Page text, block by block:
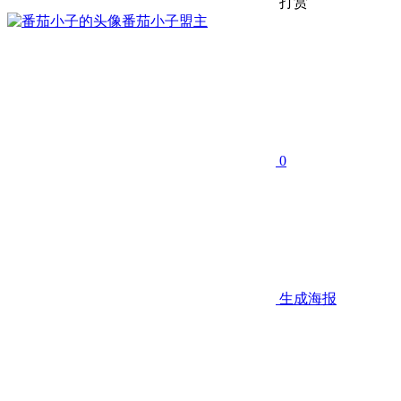
番茄小子盟主
0
生成海报